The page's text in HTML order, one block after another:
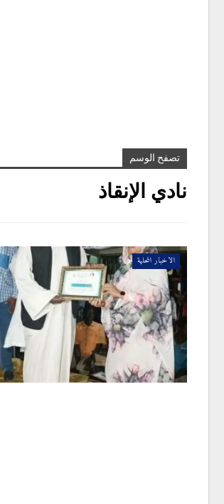
تصفح الوسم
نادي الإنقاذ
الاخبار المحلية